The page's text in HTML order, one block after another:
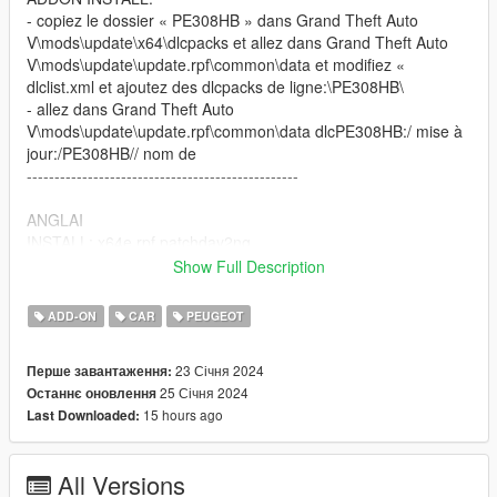
- copiez le dossier « PE308HB » dans Grand Theft Auto
V\mods\update\x64\dlcpacks et allez dans Grand Theft Auto
V\mods\update\update.rpf\common\data et modifiez «
dlclist.xml et ajoutez des dlcpacks de ligne:\PE308HB\
- allez dans Grand Theft Auto
V\mods\update\update.rpf\common\data dlcPE308HB:/ mise à
jour:/PE308HB// nom de
-------------------------------------------------
ANGLAI
Vmodsupdatex64dlcpacks and go to Grand Theft Auto
Vmodsupdateupdate.rpfcommondata and edit "dlclist.xml and
- go to Grand Theft Auto Vmodsupdateupdate.rpfcommondata
dlcPE308HB/ update:/PE308HB// name of
frai: ------------------CHANGELOG / CARACTÉRISTIQUES DU
--------------------------------------------------------------------------------
Show Full Description
ADD-ON CAR PEUGEOT
Перше завантаження: 23 Січня 2024
Останнє оновлення25 Січня 2024
Last Downloaded: 15 hours ago
All Versions